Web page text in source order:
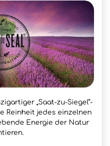
„Saat-zu-Siegel“-
Reinheit jedes einzelnen
Energie der Natur